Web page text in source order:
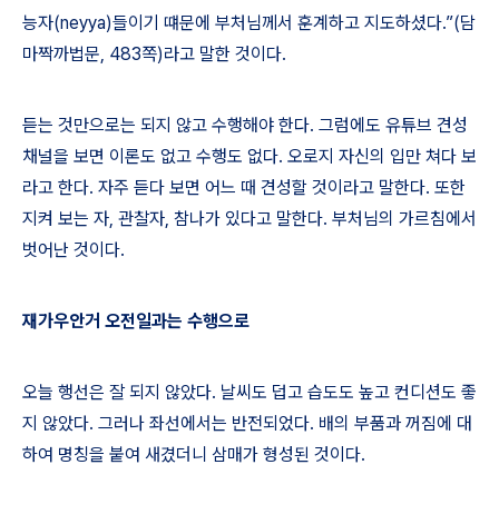
능자(neyya)들이기 떄문에 부처님께서 훈계하고 지도하셨다.”(담
마짝까법문, 483쪽)라고 말한 것이다.
듣는 것만으로는 되지 않고 수행해야 한다. 그럼에도 유튜브 견성
채널을 보면 이론도 없고 수행도 없다. 오로지 자신의 입만 쳐다 보
라고 한다. 자주 듣다 보면 어느 때 견성할 것이라고 말한다. 또한
지켜 보는 자, 관찰자, 참나가 있다고 말한다. 부처님의 가르침에서
벗어난 것이다.
재가우안거 오전일과는 수행으로
오늘 행선은 잘 되지 않았다. 날씨도 덥고 습도도 높고 컨디션도 좋
지 않았다. 그러나 좌선에서는 반전되었다. 배의 부품과 꺼짐에 대
하여 명칭을 붙여 새겼더니 삼매가 형성된 것이다.